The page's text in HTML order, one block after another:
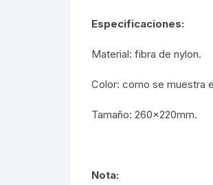
Especificaciones:
Material: fibra de nylon.
Color: como se muestra
Tamaño: 260x220mm.
Nota: